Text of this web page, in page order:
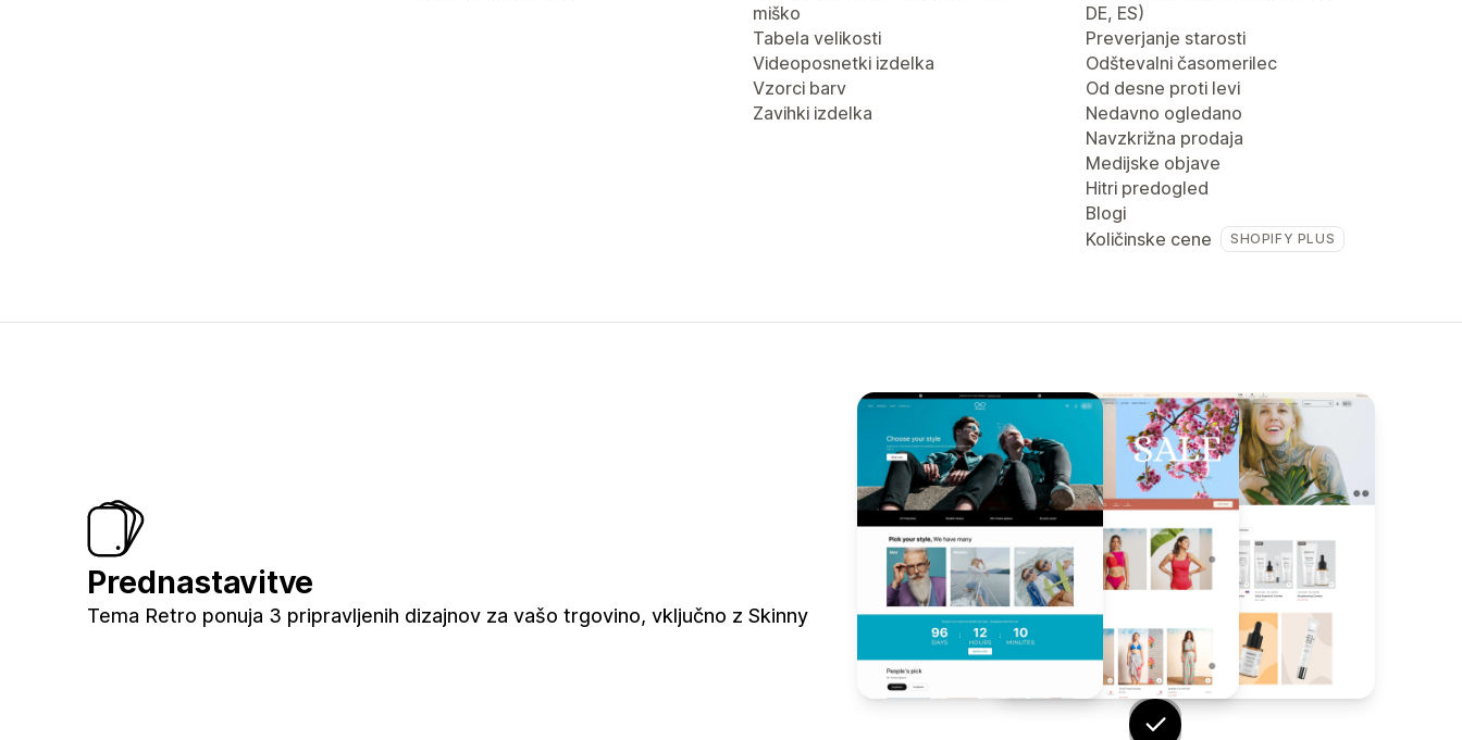
miško
Tabela velikosti
Videoposnetki izdelka
Vzorci barv
Zavihki izdelka
DE, ES)
Preverjanje starosti
Odštevalni časomerilec
Od desne proti levi
Nedavno ogledano
Navzkrižna prodaja
Medijske objave
Hitri predogled
Blogi
Količinske cene
SHOPIFY PLUS
Prednastavitve
Tema Retro ponuja 3 pripravljenih dizajnov za vašo trgovino, vključno z Skinny